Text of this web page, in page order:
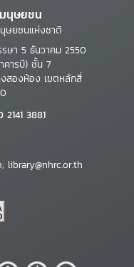
นุษยชน
ษยชนแห่งชาติ
ษา 5 ธันวาคม 2550
คารบี) ชั้น 7
สองห้อง เขตหลักสี่
2141 3881
library@nhrc.or.th